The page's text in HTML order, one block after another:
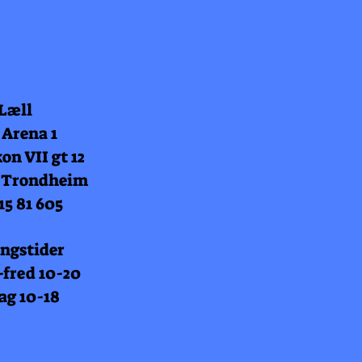
1
VII gt 12
Trondheim
81 605
10-20
10-18